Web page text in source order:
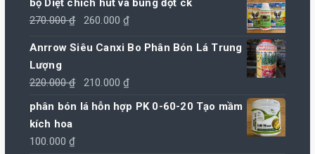
270.000₫
Giá
là:
260.000₫
tại
Anrrow Siêu Canxi Bo Phân Bón Lá Trung
Lượng
220.000₫
Giá
210.000₫
phân bón lá hỗn hợp PK 0-60-20 Tạo mầm
kích hoa
100.000₫